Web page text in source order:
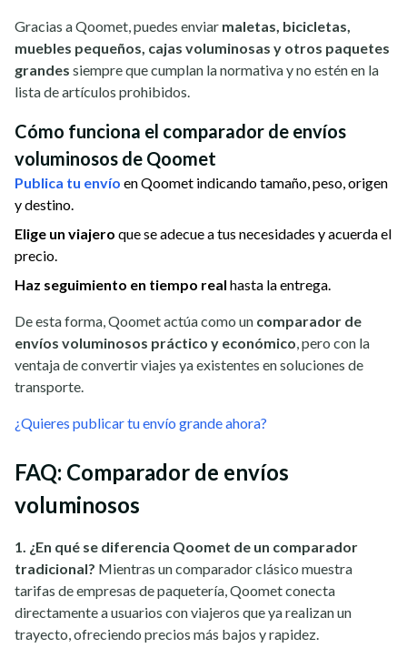
Gracias a Qoomet, puedes enviar maletas, bicicletas,
muebles pequeños, cajas voluminosas y otros paquetes
grandes siempre que cumplan la normativa y no estén en la
lista de artículos prohibidos.
Cómo funciona el comparador de envíos
voluminosos de Qoomet
Publica tu envío en Qoomet indicando tamaño, peso, origen
y destino.
Elige un viajero que se adecue a tus necesidades y acuerda el
precio.
Haz seguimiento en tiempo real hasta la entrega.
De esta forma, Qoomet actúa como un comparador de
envíos voluminosos práctico y económico, pero con la
ventaja de convertir viajes ya existentes en soluciones de
transporte.
¿Quieres publicar tu envío grande ahora?
FAQ: Comparador de envíos
voluminosos
1. ¿En qué se diferencia Qoomet de un comparador
tradicional? Mientras un comparador clásico muestra
tarifas de empresas de paquetería, Qoomet conecta
directamente a usuarios con viajeros que ya realizan un
trayecto, ofreciendo precios más bajos y rapidez.